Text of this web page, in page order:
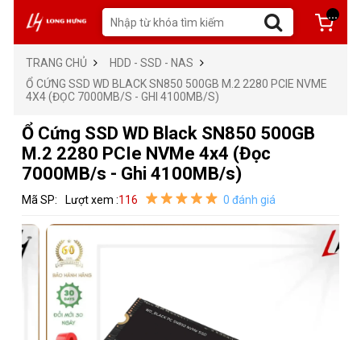
...
TRANG CHỦ
HDD - SSD - NAS
Ổ CỨNG SSD WD BLACK SN850 500GB M.2 2280 PCIE NVME
4X4 (ĐỌC 7000MB/S - GHI 4100MB/S)
Ổ Cứng SSD WD Black SN850 500GB
M.2 2280 PCIe NVMe 4x4 (Đọc
7000MB/s - Ghi 4100MB/s)
Mã SP: Lượt xem :116 0 đánh giá